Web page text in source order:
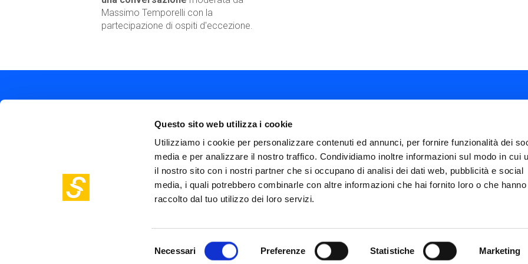
Questo sito web utilizza i cookie
Utilizziamo i cookie per personalizzare contenuti ed annunci, per fornire funzionalità dei
media e per analizzare il nostro traffico. Condividiamo inoltre informazioni sul modo in cui
il nostro sito con i nostri partner che si occupano di analisi dei dati web, pubblicità e social
media, i quali potrebbero combinarle con altre informazioni che hai fornito loro o che hanno
raccolto dal tuo utilizzo dei loro servizi.
Necessari Preferenze Statistiche Marketing
Massimo Temporelli con la
partecipazione di ospiti d'eccezione.
info@steptothefuture.it
+39 02 33 020 088
Social
menu
Footer
policies
FAQ Termini e condizioni Privacy policy
Impostazioni cookies
2026 - P.IVA 12878470157 Chi siamo Fastweb